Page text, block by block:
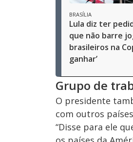
BRASÍLIA
Lula diz ter
que não barre
brasileiros na
ganhar’
Grupo de
O presidente
com outros
“Disse para ele